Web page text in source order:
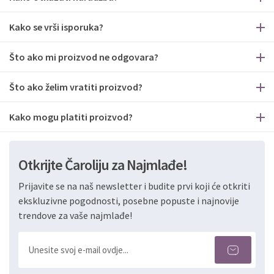
Kako se vrši isporuka?
Što ako mi proizvod ne odgovara?
Što ako želim vratiti proizvod?
Kako mogu platiti proizvod?
Otkrijte Čaroliju za Najmlađe!
Prijavite se na naš newsletter i budite prvi koji će otkriti
ekskluzivne pogodnosti, posebne popuste i najnovije
trendove za vaše najmlađe!